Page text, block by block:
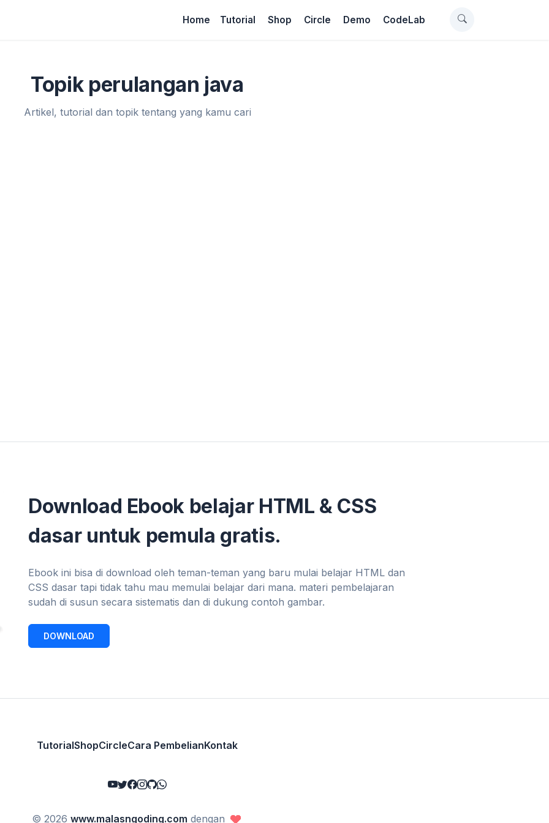
Home Tutorial Shop Circle Demo CodeLab
Topik perulangan java
Artikel, tutorial dan topik tentang yang kamu cari
Download Ebook belajar HTML & CSS
dasar untuk pemula gratis.
Ebook ini bisa di download oleh teman-teman yang baru mulai belajar HTML dan
CSS dasar tapi tidak tahu mau memulai belajar dari mana. materi pembelajaran
sudah di susun secara sistematis dan di dukung contoh gambar.
DOWNLOAD
TutorialShopCircleCara PembelianKontak
© 2026 www.malasngoding.com dengan